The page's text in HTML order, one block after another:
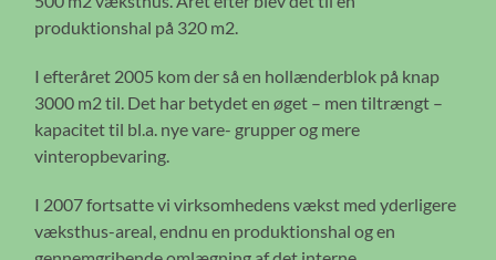
produktionshal på 320 m2.
I efteråret 2005 kom der så en hollænderblok på knap
3000 m2 til. Det har betydet en øget – men tiltrængt –
kapacitet til bl.a. nye vare- grupper og mere
vinteropbevaring.
I 2007 fortsatte vi virksomhedens vækst med yderligere
væksthus-areal, endnu en produktionshal og en